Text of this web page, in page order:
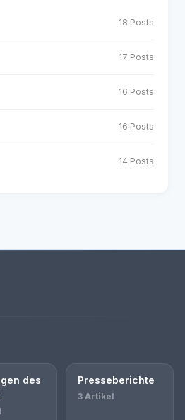
18 Posts
17 Posts
16 Posts
16 Posts
14 Posts
des
Presseberichte
3 Artikel